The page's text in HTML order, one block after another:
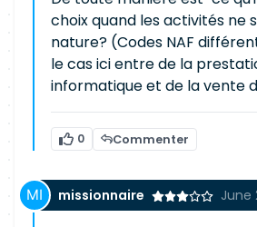
choix quand les activités ne
nature? (Codes NAF
le cas ici entre de la
informatique et de la vente
0 Commenter
missionnaire June